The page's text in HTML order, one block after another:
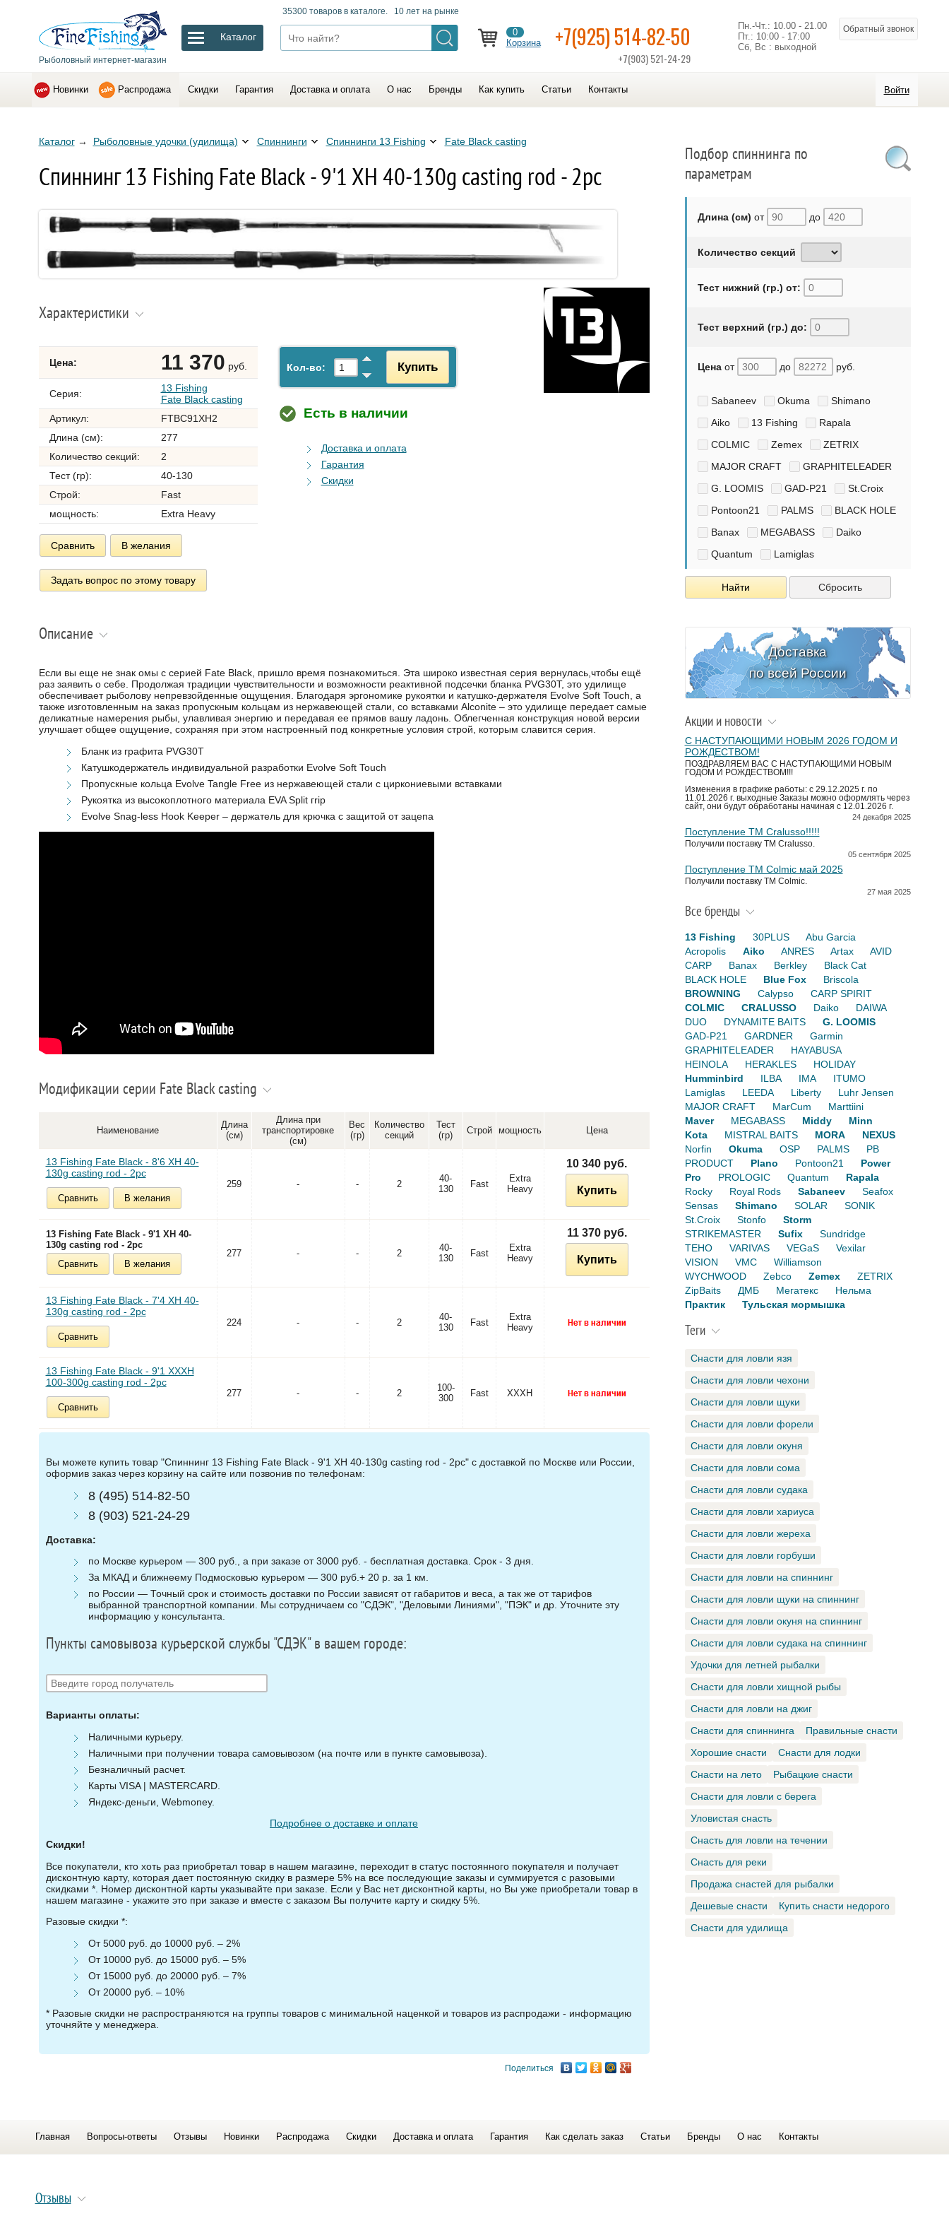
Рыболовный интернет-магазин
Каталог
35300 товаров в каталоге. 10 лет на рынке
0
Корзина
+7(925) 514-82-50
+7(903) 521-24-29
Пн.-Чт.: 10.00 - 21.00
Пт.: 10:00 - 17:00
Сб, Вс : выходной
Обратный звонок
Новинки Распродажа Скидки Гарантия Доставка и оплата О нас Бренды Как купить Статьи Контакты Войти
Каталог→ Рыболовные удочки (удилища) Спиннинги Спиннинги 13 Fishing Fate Black casting
Спиннинг 13 Fishing Fate Black - 9'1 XH 40-130g casting rod - 2pc
Характеристики
Цена: 11 370 руб.
Серия:
13 Fishing
Fate Black casting
Артикул:
FTBC91XH2
Длина (см):
277
Количество секций:
2
Тест (гр):
40-130
Строй:
Fast
мощность:
Extra Heavy
Сравнить В желания
Задать вопрос по этому товару
Кол-во: Купить
Есть в наличии
Доставка и оплата
Гарантия
Скидки
Описание
Если вы еще не знак омы с серией Fate Black, пришло время познакомиться. Эта широко известная серия вернулась,чтобы ещё
раз заявить о себе. Продолжая традиции чувствительности и возможности реактивной подсечки бланка PVG30T, это удилище
обеспечивает рыболову непревзойденные ощущения. Благодаря эргономике рукоятки и катушко-держателя Evolve Soft Touch, а
также изготовленным на заказ пропускным кольцам из нержавеющей стали, со вставками Alconite – это удилище передает самые
деликатные намерения рыбы, улавливая энергию и передавая ее прямов вашу ладонь. Облегченная конструкция новой версии
улучшает общее ощущение, сохраняя при этом настроенный под конкретные условия строй, которым славится серия.
Бланк из графита PVG30T
Катушкодержатель индивидуальной разработки Evolve Soft Touch
Пропускные кольца Evolve Tangle Free из нержавеющей стали с циркониевыми вставками
Рукоятка из высокоплотного материала EVA Split гrip
Evolve Snag-less Hook Keeper – держатель для крючка с защитой от зацепа
Модификации серии Fate Black casting
Наименование
Длина
(см)
Длина при
транспортировке
(см)
Вес
(гр)
Количество
секций
Тест
(гр)
Строй мощность Цена
13 Fishing Fate Black - 8'6 XH 40-
130g casting rod - 2pc
Сравнить В желания
259 - - 2
40-
130
Fast
Extra
Heavy
10 340 руб.
Купить
13 Fishing Fate Black - 9'1 XH 40-
130g casting rod - 2pc
Сравнить
В желания
277 - - 2
40-
130
Fast
Extra
Heavy
11 370 руб.
Купить
13 Fishing Fate Black - 7'4 XH 40-
130g casting rod - 2pc
Сравнить
224 - - 2
40-
130
Fast
Extra
Heavy
13 Fishing Fate Black - 9'1 XXXH
100-300g casting rod - 2pc
Сравнить
277 - - 2
100-
300
Fast XXXH
Вы можете купить товар "Спиннинг 13 Fishing Fate Black - 9'1 XH 40-130g casting rod - 2pc" с доставкой по Москве или России,
оформив заказ через корзину на сайте или позвонив по телефонам:
8 (495) 514-82-50
8 (903) 521-24-29
Доставка:
по Москве курьером — 300 руб., а при заказе от 3000 руб. - бесплатная доставка. Срок - 3 дня.
За МКАД и ближнеему Подмосковью курьером — 300 руб.+ 20 р. за 1 км.
по России — Точный срок и стоимость доставки по России зависят от габаритов и веса, а так же от тарифов
выбранной транспортной компании. Мы сотрудничаем со "СДЭК", "Деловыми Линиями", "ПЭК" и др. Уточните эту
информацию у консультанта.
Пункты самовывоза курьерской службы "СДЭК" в вашем городе:
Варианты оплаты:
Наличными курьеру.
Наличными при получении товара самовывозом (на почте или в пункте самовывоза).
Безналичный расчет.
Карты VISA | MASTERCARD.
Яндекс-деньги, Webmoney.
Подробнее о доставке и оплате
Скидки!
Все покупатели, кто хоть раз приобретал товар в нашем магазине, переходит в статус постоянного покупателя и получает
дисконтную карту, которая дает постоянную скидку в размере 5% на все последующие заказы и суммируется с разовыми
скидками *. Номер дисконтной карты указывайте при заказе. Если у Вас нет дисконтной карты, но Вы уже приобретали товар в
нашем магазине - укажите это при заказе и вместе с заказом Вы получите карту и скидку 5%.
Разовые скидки *:
От 5000 руб. до 10000 руб. – 2%
От 10000 руб. до 15000 руб. – 5%
От 15000 руб. до 20000 руб. – 7%
От 20000 руб. – 10%
* Разовые скидки не распространяются на группы товаров с минимальной наценкой и товаров из распродажи - информацию
уточняйте у менеджера.
Поделиться
Подбор спиннинга по
параметрам
Длина (см) от до
Количество секций
Тест нижний (гр.) от:
Тест верхний (гр.) до:
Ценаот до руб.
Sabaneev Okuma
Shimano
Aiko
13 Fishing
Rapala
COLMIC
Zemex
ZETRIX
MAJOR CRAFT
GRAPHITELEADER
G. LOOMIS
GAD-P21
St.Croix
Pontoon21
PALMS
BLACK HOLE
Banax
MEGABASS
Daiko
Quantum
Lamiglas
Найти Сбросить
Доставка
по всей России
Акции и новости
С НАСТУПАЮЩИМИ НОВЫМ 2026 ГОДОМ И
РОЖДЕСТВОМ!
ПОЗДРАВЛЯЕМ ВАС С НАСТУПАЮЩИМИ НОВЫМ
ГОДОМ И РОЖДЕСТВОМ!!!
Изменения в графике работы: с 29.12.2025 г. по
11.01.2026 г. выходные Заказы можно оформлять через
сайт, они будут обработаны начиная с 12.01.2026 г.
24 декабря 2025
Поступление TM Cralusso!!!!!
Получили поставку ТМ Cralusso.
05 сентября 2025
Поступление TM Colmic май 2025
Получили поставку ТМ Colmic.
27 мая 2025
Все бренды
13 Fishing 30PLUS
Abu Garcia
Acropolis
Aiko ANRES Artax
AVID
CARP
Banax Berkley
Black Cat
BLACK HOLE
Blue Fox
Briscola
BROWNING
Calypso
CARP SPIRIT
COLMIC
CRALUSSO Daiko
DAIWA
DUO
DYNAMITE BAITS
G. LOOMIS
GAD-P21
GARDNER
Garmin
GRAPHITELEADER
HAYABUSA
HEINOLA
HERAKLES
HOLIDAY
Humminbird
ILBA IMA
ITUMO
Lamiglas
LEEDA Liberty
Luhr Jensen
MAJOR CRAFT
MarCum
Marttiini
Maver
MEGABASS Middy
Minn
Kota
MISTRAL BAITS MORA
NEXUS
Norfin
Okuma OSP PALMS
PB
PRODUCT
Plano Pontoon21
Power
Pro
PROLOGIC Quantum
Rapala
Rocky
Royal Rods Sabaneev
Seafox
Sensas
Shimano SOLAR
SONIK
St.Croix
Stonfo
Storm
STRIKEMASTER
Sufix
Sundridge
TEHO
VARIVAS VEGaS
Vexilar
VISION
VMC
Williamson
WYCHWOOD
Zebco Zemex
ZETRIX
ZipBaits
ДМБ Мегатекс
Нельма
Практик
Тульская мормышка
Теги
Снасти для ловли язя
Снасти для ловли чехони
Снасти для ловли щуки
Снасти для ловли форели
Снасти для ловли окуня
Снасти для ловли сома
Снасти для ловли судака
Снасти для ловли хариуса
Снасти для ловли жереха
Снасти для ловли горбуши
Снасти для ловли на спиннинг
Снасти для ловли щуки на спиннинг
Снасти для ловли окуня на спиннинг
Снасти для ловли судака на спиннинг
Удочки для летней рыбалки
Снасти для ловли хищной рыбы
Снасти для ловли на джиг
Снасти для спиннинга
Правильные снасти
Хорошие снасти
Снасти для лодки
Снасти на лето
Рыбацкие снасти
Снасти для ловли с берега
Уловистая снасть
Снасть для ловли на течении
Снасть для реки
Продажа снастей для рыбалки
Дешевые снасти
Купить снасти недорого
Снасти для удилища
Главная Вопросы-ответы Отзывы Новинки Распродажа Скидки Доставка и оплата Гарантия Как сделать заказ Статьи Бренды О нас Контакты
Отзывы